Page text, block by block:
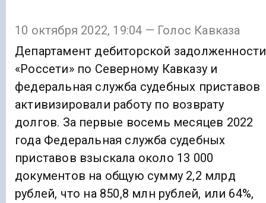
10 октября 2022, 19:04 — Голос Кавказа
Департамент дебиторской задолженности
«Россети» по Северному Кавказу и
федеральная служба судебных приставов
активизировали работу по возврату
долгов. За первые восемь месяцев 2022
года Федеральная служба судебных
приставов взыскала около 13 000
документов на общую сумму 2,2 млрд
рублей, что на 850,8 млн рублей, или 64%,